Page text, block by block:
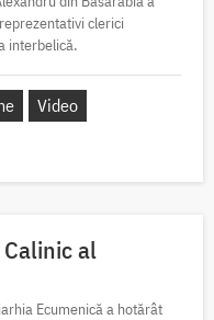
clerici
interbelică.
Video
al
Ecumenică a hotărât